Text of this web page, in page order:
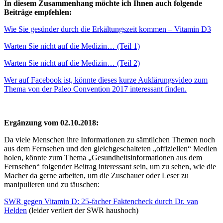
In diesem Zusammenhang möchte ich Ihnen auch folgende
Beiträge empfehlen:
Wie Sie gesünder durch die Erkältungszeit kommen – Vitamin D3
Warten Sie nicht auf die Medizin… (Teil 1)
Warten Sie nicht auf die Medizin… (Teil 2)
Wer auf Facebook ist, könnte dieses kurze Auklärungsvideo zum
Thema von der Paleo Convention 2017 interessant finden.
Ergänzung vom 02.10.2018:
Da viele Menschen ihre Informationen zu sämtlichen Themen noch
aus dem Fernsehen und den gleichgeschalteten „offiziellen“ Medien
holen, könnte zum Thema „Gesundheitsinformationen aus dem
Fernsehen“ folgender Beitrag interessant sein, um zu sehen, wie die
Macher da gerne arbeiten, um die Zuschauer oder Leser zu
manipulieren und zu täuschen:
SWR gegen Vitamin D: 25-facher Faktencheck durch Dr. van
Helden (leider verliert der SWR haushoch)